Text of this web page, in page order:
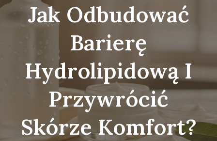
Jak Odbudować
Barierę
Hydrolipidową I
Przywrócić
Skórze Komfort?